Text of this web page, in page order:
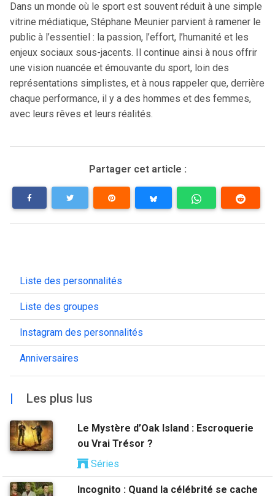
Dans un monde où le sport est souvent réduit à une simple
vitrine médiatique, Stéphane Meunier parvient à ramener le
public à l’essentiel : la passion, l’effort, l’humanité et les
enjeux sociaux sous-jacents. Il continue ainsi à nous offrir
une vision nuancée et émouvante du sport, loin des
représentations simplistes, et à nous rappeler que, derrière
chaque performance, il y a des hommes et des femmes,
avec leurs rêves et leurs réalités.
Partager cet article :
Liste des personnalités
Liste des groupes
Instagram des personnalités
Anniversaires
| Les plus lus
Le Mystère d’Oak Island : Escroquerie
ou Vrai Trésor ?
Séries
Incognito : Quand la célébrité se cache